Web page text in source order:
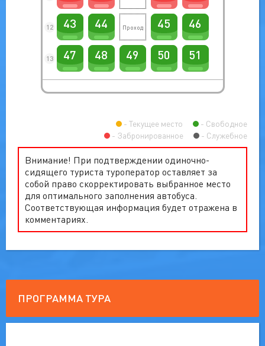
12 43 44 45 46
13 47 48 49 50 51
Текущее место
Свободное
Забронированное
Служебное
Внимание! При подтверждении одиночно-
сидящего туриста туроператор оставляет за
собой право скорректировать выбранное место
для оптимального заполнения автобуса.
Соответствующая информация будет отражена в
комментариях.
ПРОГРАММА ТУРА